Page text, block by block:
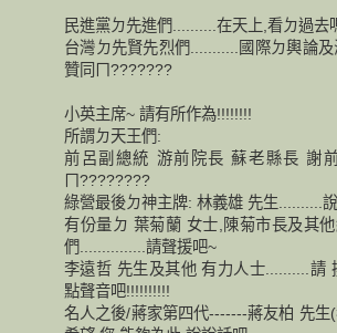
民進黨ㄉ先進們..........在天上,看ㄉ過去
台灣ㄉ先賢先烈們...........國際ㄉ輿論
贊同ㄇ???????
小英主席~ 請有所作為!!!!!!!!
所謂ㄉ天王們:
前呂副總統 游前院長 蘇老縣長 謝
ㄇ????????
綠營最後ㄉ神主牌: 林義雄 先生..........
有份量ㄉ 葉菊蘭 女士,陳菊市長及其
們...............請聲援吧~
李遠哲 先生及其他 有力人士..........請
點聲音吧!!!!!!!!!!
名人之後/蔣家第四代-------蔣友柏 先生